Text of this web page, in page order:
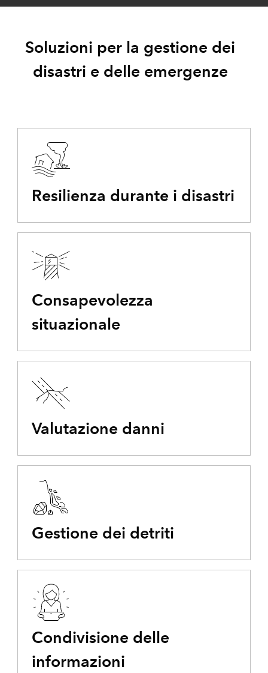
Soluzioni per la gestione dei
disastri e delle emergenze
Resilienza durante i disastri
Consapevolezza
situazionale
Valutazione danni
Gestione dei detriti
Condivisione delle
informazioni